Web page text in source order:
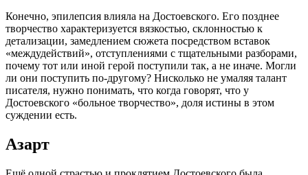
Конечно, эпилепсия влияла на Достоевского. Его позднее
творчество характеризуется вязкостью, склонностью к
детализации, замедлением сюжета посредством вставок
«междудействий», отступлениями с тщательными разборами,
почему тот или иной герой поступили так, а не иначе. Могли
ли они поступить по-другому? Нисколько не умаляя талант
писателя, нужно понимать, что когда говорят, что у
Достоевского «больное творчество», доля истины в этом
суждении есть.
Азарт